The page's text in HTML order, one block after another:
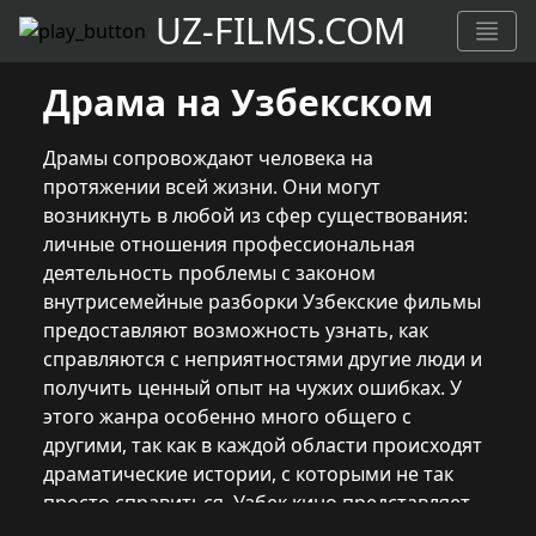
UZ-FILMS.COM
Драма на Узбекском
Драмы сопровождают человека на
протяжении всей жизни. Они могут
возникнуть в любой из сфер существования:
личные отношения профессиональная
деятельность проблемы с законом
внутрисемейные разборки Узбекские фильмы
предоставляют возможность узнать, как
справляются с неприятностями другие люди и
получить ценный опыт на чужих ошибках. У
этого жанра особенно много общего с
другими, так как в каждой области происходят
драматические истории, с которыми не так
просто справиться. Узбек кино представляет